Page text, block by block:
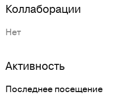
Коллаборации
Нет
Активность
Последнее посещение